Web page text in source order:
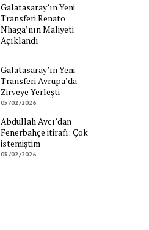
Galatasaray’ın Yeni
Transferi Renato
Nhaga’nın Maliyeti
Açıklandı
Galatasaray’ın Yeni
Transferi Avrupa’da
Zirveye Yerleşti
05/02/2026
Abdullah Avcı’dan
Fenerbahçe itirafı: Çok
istemiştim
05/02/2026